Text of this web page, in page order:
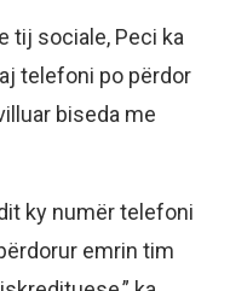
tij sociale, Peci ka
telefoni po përdor
biseda me
ky numër telefoni
emrin tim